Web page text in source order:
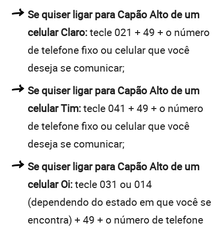
Se quiser ligar para Capão Alto de um
celular Claro:tecle 021 + 49 + o número
de telefone fixo ou celular que você
deseja se comunicar;
Se quiser ligar para Capão Alto de um
celular Tim:tecle 041 + 49 + o número
de telefone fixo ou celular que você
deseja se comunicar;
Se quiser ligar para Capão Alto de um
celular Oi:tecle 031 ou 014
(dependendo do estado em que você se
encontra) + 49 + o número de telefone